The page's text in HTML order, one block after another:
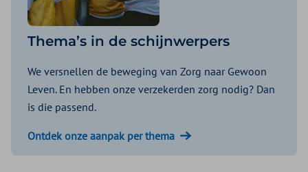
Thema’s in de schijnwerpers
We versnellen de beweging van Zorg naar Gewoon
Leven. En hebben onze verzekerden zorg nodig? Dan
is die passend.
Ontdek onze aanpak per thema